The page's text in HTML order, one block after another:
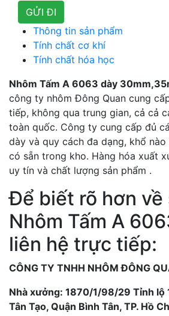
Thông tin sản phẩm
Tính chất cơ khí
Tính chất hóa học
Nhôm Tấm A 6063 dày
công ty nhôm Đông Quan cung
tiếp, không qua trung gian, cả cả
toàn quốc. Công ty cung cấp đủ
dày và quy cách đa dạng, khổ
có sẵn trong kho. Hàng hóa xuất
uy tín và chất lượng sản phẩm .
Để biết rõ hơn về
Nhôm Tấm A
liên hệ trực tiếp:
CÔNG TY TNHH NHÔM ĐÔNG
Nhà xưởng: 1870/1/98/29 Tỉnh lộ
Tân Tạo, Quận Bình Tân, TP. Hồ